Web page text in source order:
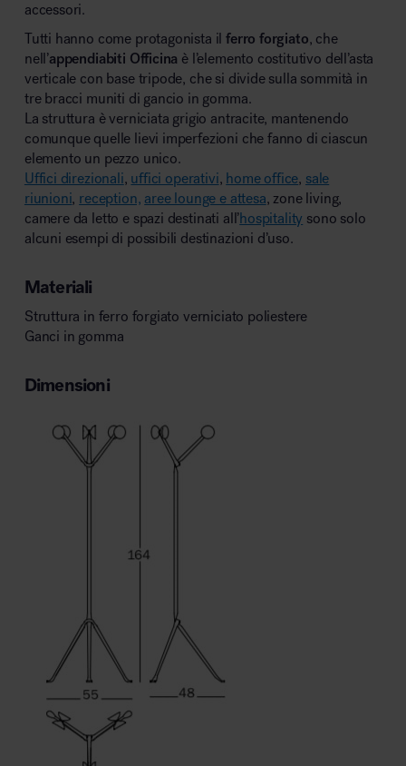
accessori.
Tutti hanno come protagonista ilferro forgiato, che
nell’appendiabiti Officina è l’elemento costitutivo dell’asta
verticale con base tripode, che si divide sulla sommità in
tre bracci muniti di gancio in gomma.
La struttura è verniciata grigio antracite, mantenendo
comunque quelle lievi imperfezioni che fanno di ciascun
elemento un pezzo unico.
Uffici direzionali, uffici operativi, home office, sale
riunioni, reception, aree lounge e attesa, zone living,
camere da letto e spazi destinati all’hospitality sono solo
alcuni esempi di possibili destinazioni d’uso.
Materiali
Struttura in ferro forgiato verniciato poliestere
Ganci in gomma
Dimensioni